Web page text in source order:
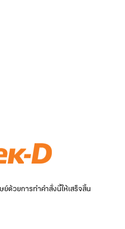
ด้วยการทำคำสั่งนี้ให้เสร็จสิ้น